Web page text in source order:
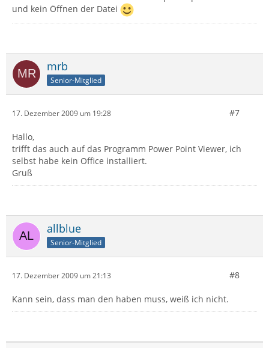
und kein Öffnen der Datei
mrb
Senior-Mitglied
17. Dezember 2009 um 19:28 #7
Hallo,
trifft das auch auf das Programm Power Point Viewer, ich
selbst habe kein Office installiert.
Gruß
allblue
Senior-Mitglied
17. Dezember 2009 um 21:13 #8
Kann sein, dass man den haben muss, weiß ich nicht.